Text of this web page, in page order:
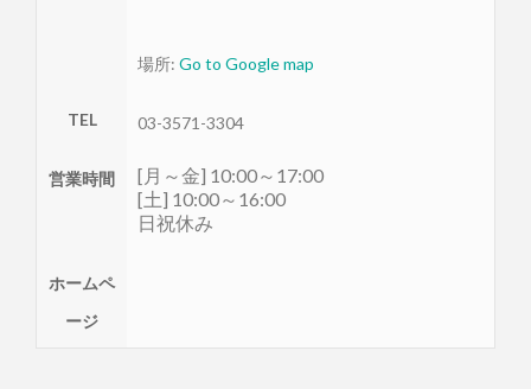
場所: Go to Google map
TEL 03-3571-3304
営業時間
[月～金] 10:00～17:00
[土] 10:00～16:00
日祝休み
ホームペ
ージ